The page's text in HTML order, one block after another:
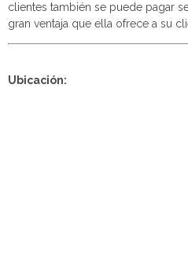
clientes también se puede pagar
gran ventaja que ella ofrece a su
Ubicación: